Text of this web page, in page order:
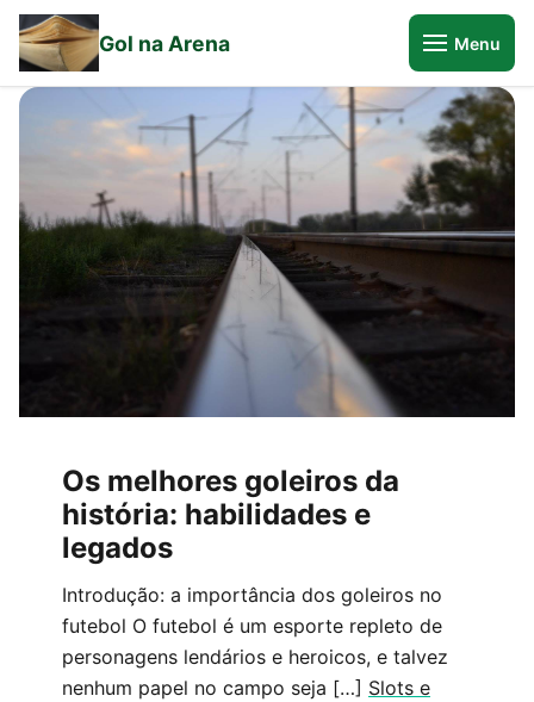
Gol na Arena Menu
Os melhores goleiros da
história: habilidades e
legados
Introdução: a importância dos goleiros no
futebol O futebol é um esporte repleto de
personagens lendários e heroicos, e talvez
nenhum papel no campo seja […] Slots e